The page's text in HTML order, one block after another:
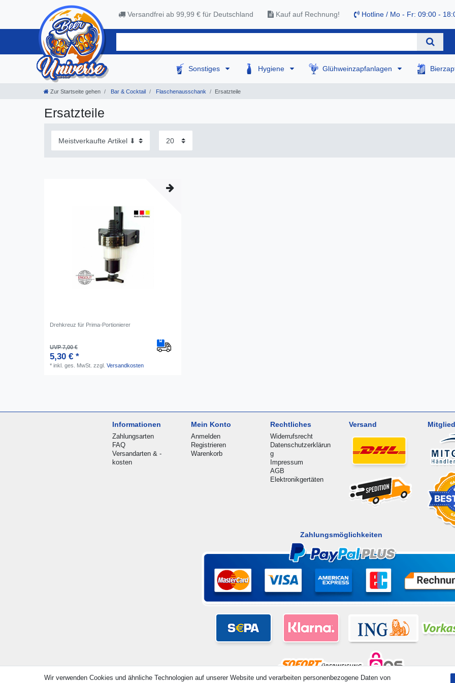
Versandfrei ab 99,99 € für Deutschland Kauf auf Rechnung! Hotline / Mo - Fr: 09:00 -
Sonstiges Hygiene Glühweinzapfanlagen
Zur Startseite gehen Bar & Cocktail Flaschenausschank Ersatzteile
Ersatzteile
Drehkreuz für Prima-Portionierer
UVP 7,00 €
5,30 € *
*inkl. ges. MwSt. zzgl.Versandkosten
Informationen
Zahlungsarten
FAQ
Versandarten & -
kosten
Mein Konto
Anmelden
Registrieren
Warenkorb
Rechtliches
Widerrufsrecht
Datenschutzerklärun
g
Impressum
AGB
Elektronikgertäten
Versand
Zahlungsmöglichkeiten
Wir verwenden Cookies und ähnliche Technologien auf unserer Website und verarbeiten personenbezogene Daten von